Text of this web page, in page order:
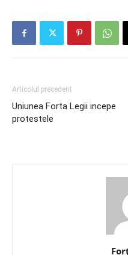
Articolul precedent
Uniunea Forta Legii incepe
protestele